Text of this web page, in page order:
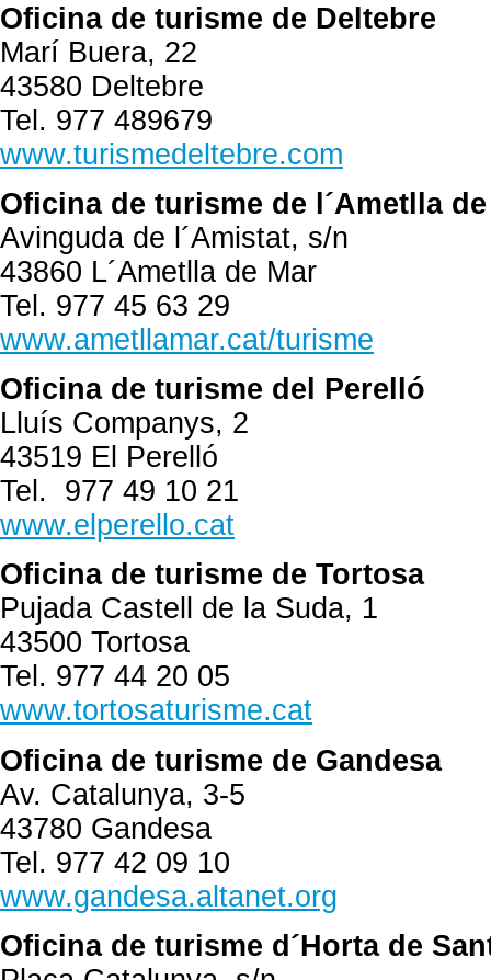
Oficina de turisme de Deltebre
Marí Buera, 22
43580 Deltebre
Tel. 977 489679
www.turismedeltebre.com
Oficina de turisme de l´Ametlla
Avinguda de l´Amistat, s/n
43860 L´Ametlla de Mar
Tel. 977 45 63 29
www.ametllamar.cat/turisme
Oficina de turisme del Perelló
Lluís Companys, 2
43519 El Perelló
Tel. 977 49 10 21
www.elperello.cat
Oficina de turisme de Tortosa
Pujada Castell de la Suda, 1
43500 Tortosa
Tel. 977 44 20 05
www.tortosaturisme.cat
Oficina de turisme de Gandesa
Av. Catalunya, 3-5
43780 Gandesa
Tel. 977 42 09 10
www.gandesa.altanet.org
Oficina de turisme d´Horta de